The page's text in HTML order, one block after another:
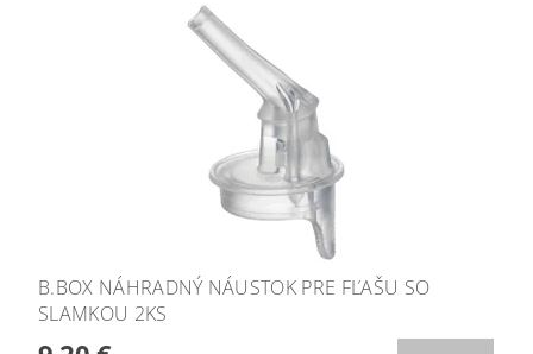
B.BOX NÁHRADNÝ NÁUSTOK PRE FĽAŠU SO
SLAMKOU 2KS